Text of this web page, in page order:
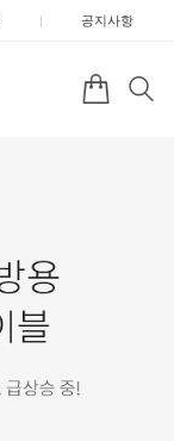
| 공지사항